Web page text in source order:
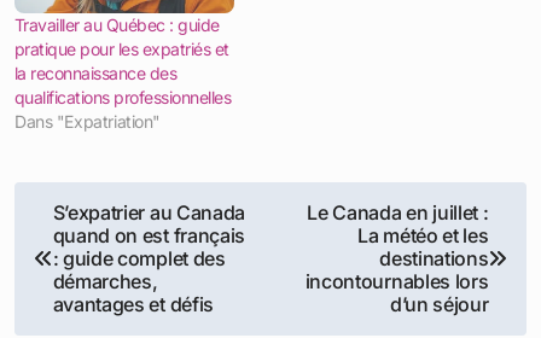
Travailler au Québec : guide
pratique pour les expatriés et
la reconnaissance des
qualifications professionnelles
Dans "Expatriation"
Navigation
de
l’article
S’expatrier au Canada
quand on est français
: guide complet des
démarches,
avantages et défis
Le Canada en juillet :
La météo et les
destinations
incontournables lors
d’un séjour